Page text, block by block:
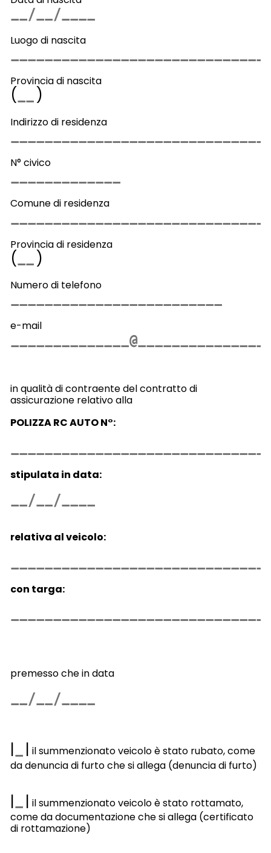
Luogo di nascita
Provincia di nascita
( )
Indirizzo di residenza
N° civico
Comune di residenza
Provincia di residenza
( )
Numero di telefono
e-mail
in qualità di contraente del contratto di
assicurazione relativo alla
POLIZZA RC AUTO N°:
stipulata in data:
relativa al veicolo:
con targa:
premesso che in data
| | il summenzionato veicolo è stato rubato, come
da denuncia di furto che si allega (denuncia di furto)
| | il summenzionato veicolo è stato rottamato,
come da documentazione che si allega (certificato
di rottamazione)